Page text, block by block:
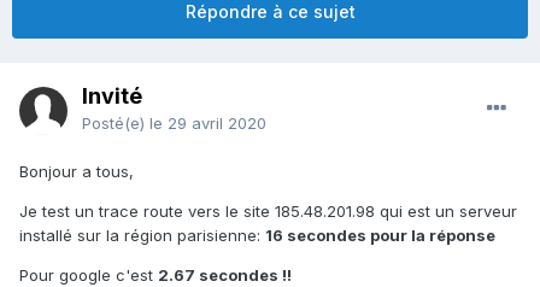
Répondre à ce sujet
Invité
Posté(e) le 29 avril 2020
Bonjour a tous,
Je test un trace route vers le site 185.48.201.98 qui est un serveur
installé sur la région parisienne: 16 secondes pour la réponse
Pour google c'est 2.67 secondes !!